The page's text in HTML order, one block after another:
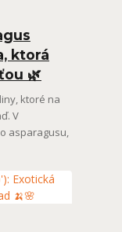
ktorá
🌿
ktoré na
V
asparagusu,